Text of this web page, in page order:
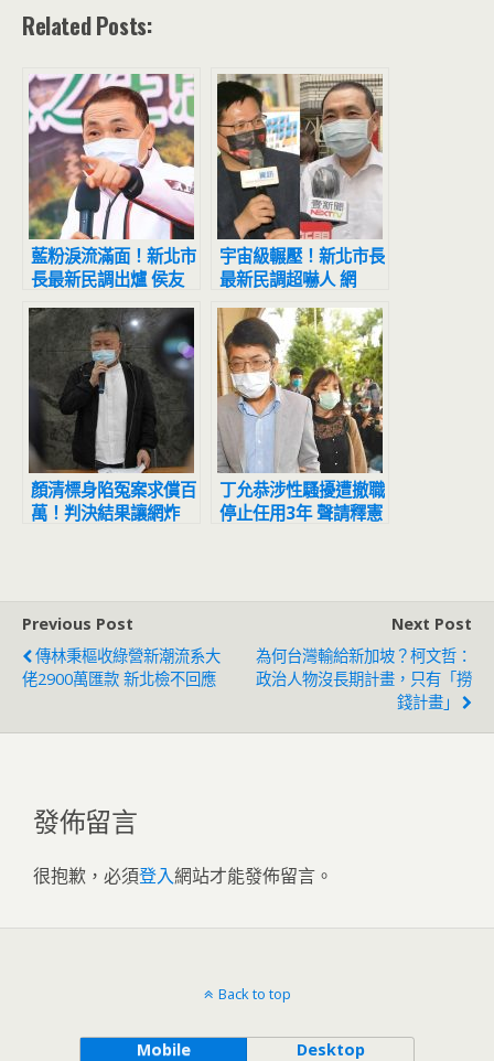
Related Posts:
藍粉淚流滿面！新北市
長最新民調出爐 侯友
宜超震撼
宇宙級輾壓！新北市長
最新民調超嚇人 網
驚：滅亡計畫開始
顏清標身陷冤案求償百
萬！判決結果讓網炸
丁允恭涉性騷擾遭撤職
停止任用3年 聲請釋憲
Previous Post
傳林秉樞收綠營新潮流系大
佬2900萬匯款 新北檢不回應
Next Post
為何台灣輸給新加坡？柯文哲：
政治人物沒長期計畫，只有「撈
錢計畫」
發佈留言
很抱歉，必須登入網站才能發佈留言。
Back to top
Mobile Desktop